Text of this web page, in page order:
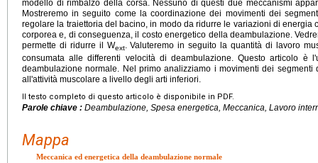
modello di rimbalzo della corsa. Nessuno di questi due meccanismi
Mostreremo in seguito come la coordinazione dei movimenti dei
regolare la traiettoria del bacino, in modo da ridurre le variazioni di energia
corporea e, di conseguenza, il costo energetico della deambulazione.
permette di ridurre il Wext. Valuteremo in seguito la quantità di lavoro
consumata alle differenti velocità di deambulazione. Questo articolo
deambulazione normale. Nel primo analizziamo i movimenti dei
all'attività muscolare a livello degli arti inferiori.
Il testo completo di questo articolo è disponibile in PDF.
Parole chiave : Deambulazione, Spesa energetica, Meccanica, Lavoro
Mappa
Meccanica ed energetica della deambulazione normale